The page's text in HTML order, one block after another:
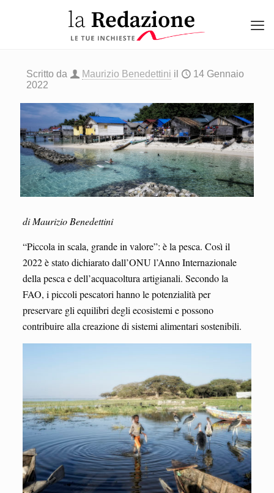
Scritto da Maurizio Benedettini il
14 Gennaio
2022
di Maurizio Benedettini
“Piccola in scala, grande in valore”: è la pesca. Così il
2022 è stato dichiarato dall’ONU l’Anno Internazionale
della pesca e dell’acquacoltura artigianali. Secondo la
FAO, i piccoli pescatori hanno le potenzialità per
preservare gli equilibri degli ecosistemi e possono
contribuire alla creazione di sistemi alimentari sostenibili.